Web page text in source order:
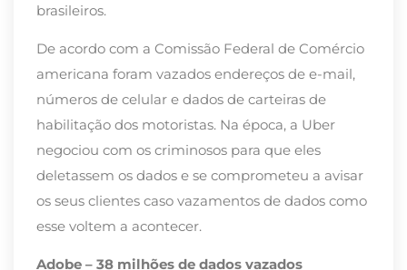
brasileiros.
De acordo com a Comissão Federal de Comércio
americana foram vazados endereços de e-mail,
números de celular e dados de carteiras de
habilitação dos motoristas. Na época, a Uber
negociou com os criminosos para que eles
deletassem os dados e se comprometeu a avisar
os seus clientes caso vazamentos de dados como
esse voltem a acontecer.
Adobe – 38 milhões de dados vazados